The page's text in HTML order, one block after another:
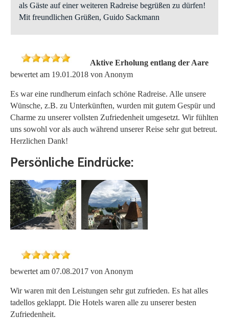
als Gäste auf einer weiteren Radreise begrüßen zu dürfen!
Mit freundlichen Grüßen, Guido Sackmann
Aktive Erholung entlang der Aare
bewertet am 19.01.2018 von Anonym
Es war eine rundherum einfach schöne Radreise. Alle unsere
Wünsche, z.B. zu Unterkünften, wurden mit gutem Gespür und
Charme zu unserer vollsten Zufriedenheit umgesetzt. Wir fühlten
uns sowohl vor als auch während unserer Reise sehr gut betreut.
Herzlichen Dank!
Persönliche Eindrücke:
bewertet am 07.08.2017 von Anonym
Wir waren mit den Leistungen sehr gut zufrieden. Es hat alles
tadellos geklappt. Die Hotels waren alle zu unserer besten
Zufriedenheit.